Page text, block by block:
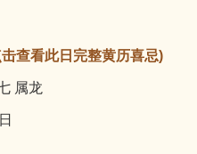
查看此日完整黄历喜忌)
属龙